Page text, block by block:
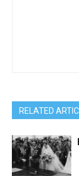
RELATED